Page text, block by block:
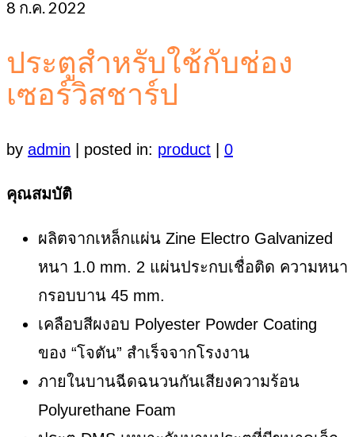
8 ก.ค. 2022
ประตูสำหรับใช้กับช่อง
เซอร์วิสชาร์ป
by admin posted in: product 0
คุณสมบัติ
ผลิตจากเหล็กแผ่น Zine Electro Galvanized
หนา 1.0 mm. 2 แผ่นประกบเชื่อติด ความหนา
กรอบบาน 45 mm.
เคลือบสีผงอบ Polyester Powder Coating
ของ “โจตัน” สำเร็จจากโรงงาน
ภายในบานฉีดฉนวนกันเสียงความร้อน
Polyurethane Foam